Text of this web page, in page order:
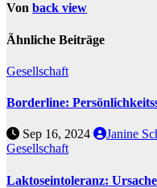
Von back view
Ähnliche Beiträge
Gesellschaft
Borderline:
Sep 16, 2024
Janine
Gesellschaft
Laktoseintoleranz: